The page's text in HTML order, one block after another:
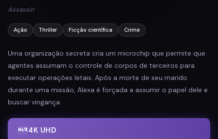
Assassin
Ação Thriller Ficção científica Crime
Uma organização secreta cria um microchip que permite que
agentes assumam o controle de corpos de terceiros para
executar operações letais. Após a morte de seu marido
durante uma missão, Alexa é forçada a assumir o papel dele e
buscar vingança.
4K UHD